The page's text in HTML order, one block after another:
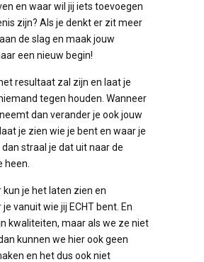
en waar wil jij iets toevoegen
zijn? Als je denkt er zit meer
de slag en maak jouw
een nieuw begin!
resultaat zal zijn en laat je
tegen houden. Wanneer
dan verander je ook jouw
je zien wie je bent en waar je
straal je dat uit naar de
heen.
kun je het laten zien en
vanuit wie jij ECHT bent. En
kwaliteiten, maar als we ze niet
kunnen we hier ook geen
en het dus ook niet